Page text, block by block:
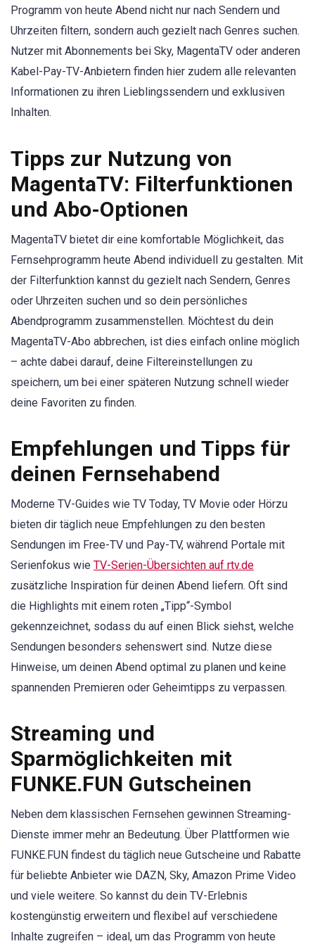
Programm von heute Abend nicht nur nach Sendern und
Uhrzeiten filtern, sondern auch gezielt nach Genres suchen.
Nutzer mit Abonnements bei Sky, MagentaTV oder anderen
Kabel-Pay-TV-Anbietern finden hier zudem alle relevanten
Informationen zu ihren Lieblingssendern und exklusiven
Inhalten.
Tipps zur Nutzung von
MagentaTV: Filterfunktionen
und Abo-Optionen
MagentaTV bietet dir eine komfortable Möglichkeit, das
Fernsehprogramm heute Abend individuell zu gestalten. Mit
der Filterfunktion kannst du gezielt nach Sendern, Genres
oder Uhrzeiten suchen und so dein persönliches
Abendprogramm zusammenstellen. Möchtest du dein
MagentaTV-Abo abbrechen, ist dies einfach online möglich
– achte dabei darauf, deine Filtereinstellungen zu
speichern, um bei einer späteren Nutzung schnell wieder
deine Favoriten zu finden.
Empfehlungen und Tipps für
deinen Fernsehabend
Moderne TV-Guides wie TV Today, TV Movie oder Hörzu
bieten dir täglich neue Empfehlungen zu den besten
Sendungen im Free-TV und Pay-TV, während Portale mit
Serienfokus wie TV-Serien-Übersichten auf rtv.de
zusätzliche Inspiration für deinen Abend liefern. Oft sind
die Highlights mit einem roten „Tipp“-Symbol
gekennzeichnet, sodass du auf einen Blick siehst, welche
Sendungen besonders sehenswert sind. Nutze diese
Hinweise, um deinen Abend optimal zu planen und keine
spannenden Premieren oder Geheimtipps zu verpassen.
Streaming und
Sparmöglichkeiten mit
FUNKE.FUN Gutscheinen
Neben dem klassischen Fernsehen gewinnen Streaming-
Dienste immer mehr an Bedeutung. Über Plattformen wie
FUNKE.FUN findest du täglich neue Gutscheine und Rabatte
für beliebte Anbieter wie DAZN, Sky, Amazon Prime Video
und viele weitere. So kannst du dein TV-Erlebnis
kostengünstig erweitern und flexibel auf verschiedene
Inhalte zugreifen – ideal, um das Programm von heute